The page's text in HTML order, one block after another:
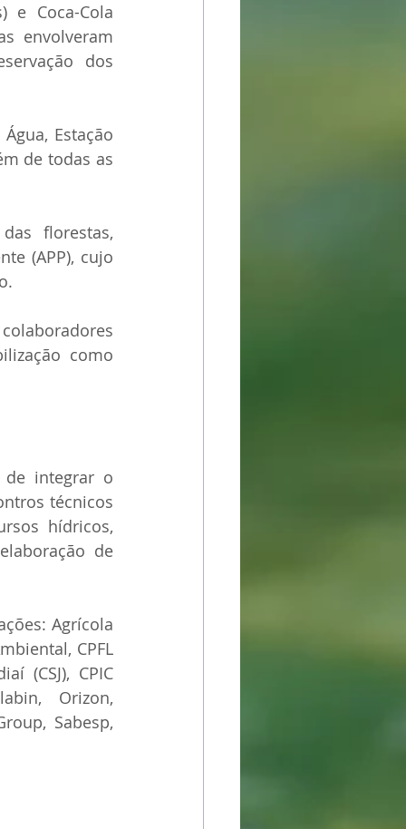
e Coca-Cola
envolveram
dos
Estação
de todas as
florestas,
(APP), cujo
como
de integrar o
técnicos
hídricos,
de
Agrícola
CPFL
(CSJ), CPIC
Orizon,
Sabesp,